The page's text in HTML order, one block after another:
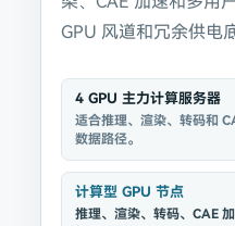
GPU 风道和冗余供电
4 GPU 主力计算服务器
适合推理、渲染、转码和
数据路径。
计算型 GPU 节点
推理、渲染、转码、CAE